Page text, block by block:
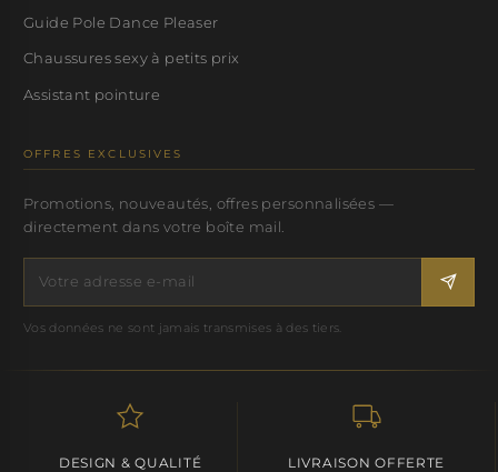
Guide Pole Dance Pleaser
Chaussures sexy à petits prix
Assistant pointure
OFFRES EXCLUSIVES
Promotions, nouveautés, offres personnalisées —
directement dans votre boîte mail.
Vos données ne sont jamais transmises à des tiers.
DESIGN & QUALITÉ LIVRAISON OFFERTE